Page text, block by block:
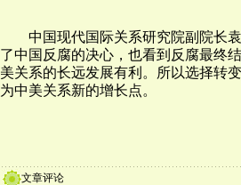
中国现代国际关系研究院副院长
了中国反腐的决心，也看到反腐最终
美关系的长远发展有利。所以选择转
为中美关系新的增长点。
文章评论